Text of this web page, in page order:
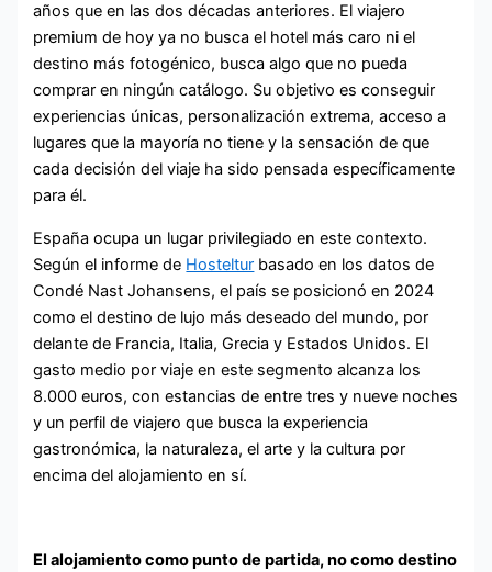
años que en las dos décadas anteriores. El viajero
premium de hoy ya no busca el hotel más caro ni el
destino más fotogénico, busca algo que no pueda
comprar en ningún catálogo. Su objetivo es conseguir
experiencias únicas, personalización extrema, acceso a
lugares que la mayoría no tiene y la sensación de que
cada decisión del viaje ha sido pensada específicamente
para él.
España ocupa un lugar privilegiado en este contexto.
Según el informe de Hosteltur basado en los datos de
Condé Nast Johansens, el país se posicionó en 2024
como el destino de lujo más deseado del mundo, por
delante de Francia, Italia, Grecia y Estados Unidos. El
gasto medio por viaje en este segmento alcanza los
8.000 euros, con estancias de entre tres y nueve noches
y un perfil de viajero que busca la experiencia
gastronómica, la naturaleza, el arte y la cultura por
encima del alojamiento en sí.
El alojamiento como punto de partida, no como destino